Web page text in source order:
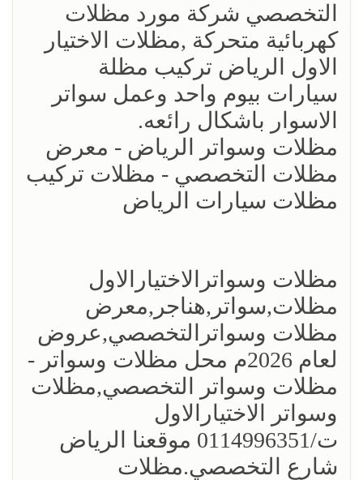
التخصصي شركة مورد مظلات
كهربائية متحركة ,مظلات الاختيار
الاول الرياض تركيب مظلة
سيارات بيوم واحد وعمل سواتر
الاسوار باشكال رائعه.
مظلات وسواتر الرياض - معرض
مظلات التخصصي - مظلات تركيب
مظلات سيارات الرياض
مظلات وسواترالاختيارالاول
مظلات,سواتر,هناجر,معرض
مظلات وسواترالتخصصي,عروض
لعام 2026م محل مظلات وسواتر -
مظلات وسواتر التخصصي,مظلات
وسواتر الاختيارالاول
ت/0114996351 موقعنا الرياض
شارع التخصصي.مظلات